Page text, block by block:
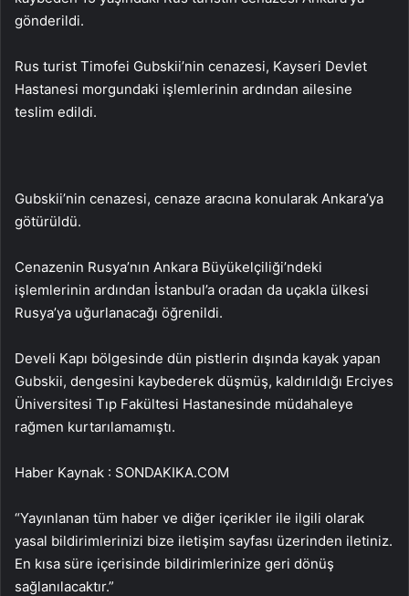
gönderildi.
Rus turist Timofei Gubskii’nin cenazesi, Kayseri Devlet
Hastanesi morgundaki işlemlerinin ardından ailesine
teslim edildi.
Gubskii’nin cenazesi, cenaze aracına konularak Ankara’ya
götürüldü.
Cenazenin Rusya’nın Ankara Büyükelçiliği’ndeki
işlemlerinin ardından İstanbul’a oradan da uçakla ülkesi
Rusya’ya uğurlanacağı öğrenildi.
Develi Kapı bölgesinde dün pistlerin dışında kayak yapan
Gubskii, dengesini kaybederek düşmüş, kaldırıldığı Erciyes
Üniversitesi Tıp Fakültesi Hastanesinde müdahaleye
rağmen kurtarılamamıştı.
Haber Kaynak : SONDAKIKA.COM
“Yayınlanan tüm haber ve diğer içerikler ile ilgili olarak
yasal bildirimlerinizi bize iletişim sayfası üzerinden iletiniz.
En kısa süre içerisinde bildirimlerinize geri dönüş
sağlanılacaktır.”